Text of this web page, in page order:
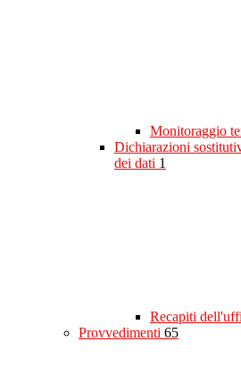
Monitoraggio
Dichiarazioni
dei dati 1
Recapiti
Provvedimenti 65